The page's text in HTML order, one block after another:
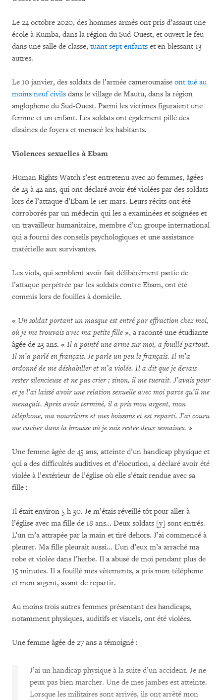
Le 24 octobre 2020, des hommes armés ont pris d’assaut une
école à Kumba, dans la région du Sud-Ouest, et ouvert le feu
dans une salle de classe, tuant sept enfants et en blessant 13
autres.
Le 10 janvier, des soldats de l’armée camerounaise ont tué au
moins neuf civils dans le village de Mautu, dans la région
anglophone du Sud-Ouest. Parmi les victimes figuraient une
femme et un enfant. Les soldats ont également pillé des
dizaines de foyers et menacé les habitants.
Violences sexuelles à Ebam
Human Rights Watch s’est entretenu avec 20 femmes, âgées
de 23 à 42 ans, qui ont déclaré avoir été violées par des soldats
lors de l’attaque d’Ebam le 1er mars. Leurs récits ont été
corroborés par un médecin qui les a examinées et soignées et
un travailleur humanitaire, membre d’un groupe international
qui a fourni des conseils psychologiques et une assistance
matérielle aux survivantes.
Les viols, qui semblent avoir fait délibérément partie de
l’attaque perpétrée par les soldats contre Ebam, ont été
commis lors de fouilles à domicile.
« Un soldat portant un masque est entré par effraction chez moi,
où je me trouvais avec ma petite fille », a raconté une étudiante
âgée de 23 ans. « Il a pointé une arme sur moi, a fouillé partout.
Il m’a parlé en français. Je parle un peu le français. Il m’a
ordonné de me déshabiller et m’a violée. Il a dit que je devais
rester silencieuse et ne pas crier ; sinon, il me tuerait. J’avais peur
et je l’ai laissé avoir une relation sexuelle avec moi parce qu’il me
menaçait. Après avoir terminé, il a pris mon argent, mon
téléphone, ma nourriture et mes boissons et est reparti. J’ai couru
me cacher dans la brousse où je suis restée deux semaines. »
Une femme âgée de 45 ans, atteinte d’un handicap physique et
qui a des difficultés auditives et d’élocution, a déclaré avoir été
violée à l’extérieur de l’église où elle s’était rendue avec sa
fille :
Il était environ 5 h 30. Je m’étais réveillé tôt pour aller à
l’église avec ma fille de 18 ans… Deux soldats [y] sont entrés.
L’un m’a attrapée par la main et tiré dehors. J’ai commencé à
pleurer. Ma fille pleurait aussi... L’un d’eux m’a arraché ma
robe et violée dans l’herbe. Il a abusé de moi pendant plus de
15 minutes. Il a fouillé mes vêtements, a pris mon téléphone
et mon argent, avant de repartir.
Au moins trois autres femmes présentant des handicaps,
notamment physiques, auditifs et visuels, ont été violées.
Une femme âgée de 27 ans a témoigné :
J’ai un handicap physique à la suite d’un accident. Je ne
peux pas bien marcher. Une de mes jambes est atteinte.
Lorsque les militaires sont arrivés, ils ont arrêté mon